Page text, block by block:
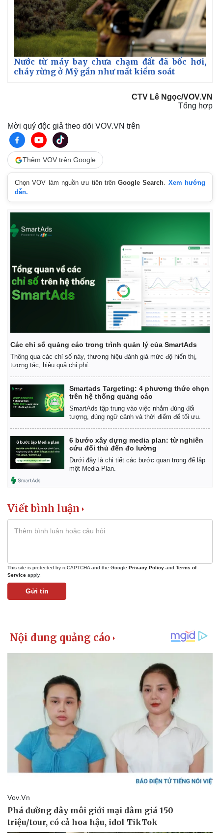
Doanh nghiệp
Thông tin doanh nghiệp
Doanh nghiệp 24h
Công nghệ
Sành điệu
Tin Công nghệ
Sức khỏe
Dinh dưỡng - món ngon
Cây thuốc
Sản phụ khoa
Làm đẹp - giảm cân
Phòng mạch online
Ăn sạch sống khỏe
Nhà đẹp
Blog
Tình yêu - Gia đình
Nước từ máy bay chưa chạm đất đã bốc hơi,
cháy rừng ở Mỹ gần như mất kiểm soát
CTV Lê Ngọc/VOV.VN
Tổng hợp
Mời quý độc giả theo dõi VOV.VN trên
Thêm VOV trên Google
Chọn VOV làm nguồn ưu tiên trênGoogle Search. Xem hướng
dẫn.
Các chỉ số quảng cáo trong trình quản lý của SmartAds
Thông qua các chỉ số này, thương hiệu đánh giá mức độ hiển thị,
tương tác, hiệu quả chi phí.
Smartads Targeting: 4 phương thức chọn
trên hệ thống quảng cáo
SmartAds tập trung vào việc nhắm đúng đối
tượng, đúng ngữ cảnh và thời điểm để tối ưu.
6 bước xây dựng media plan: từ nghiên
cứu đối thủ đến đo lường
Dưới đây là chi tiết các bước quan trọng để lập
một Media Plan.
Viết bình luận
This site is protected by reCAPTCHA and the Google Privacy Policy and Terms of
Service apply.
Gửi tin